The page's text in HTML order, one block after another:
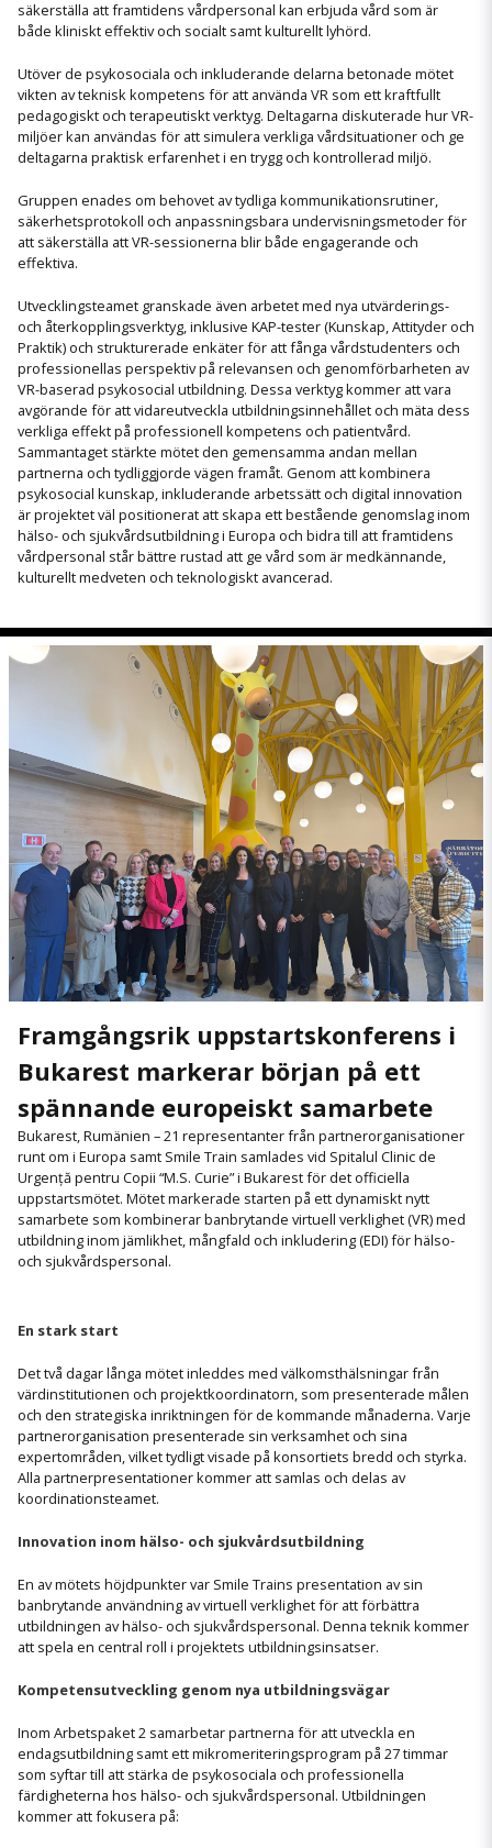
säkerställa att framtidens vårdpersonal kan erbjuda vård som är
både kliniskt effektiv och socialt samt kulturellt lyhörd.
Utöver de psykosociala och inkluderande delarna betonade mötet
vikten av teknisk kompetens för att använda VR som ett kraftfullt
pedagogiskt och terapeutiskt verktyg. Deltagarna diskuterade hur VR-
miljöer kan användas för att simulera verkliga vårdsituationer och ge
deltagarna praktisk erfarenhet i en trygg och kontrollerad miljö.
Gruppen enades om behovet av tydliga kommunikationsrutiner,
säkerhetsprotokoll och anpassningsbara undervisningsmetoder för
att säkerställa att VR-sessionerna blir både engagerande och
effektiva.
Utvecklingsteamet granskade även arbetet med nya utvärderings-
och återkopplingsverktyg, inklusive KAP-tester (Kunskap, Attityder och
Praktik) och strukturerade enkäter för att fånga vårdstudenters och
professionellas perspektiv på relevansen och genomförbarheten av
VR-baserad psykosocial utbildning. Dessa verktyg kommer att vara
avgörande för att vidareutveckla utbildningsinnehållet och mäta dess
verkliga effekt på professionell kompetens och patientvård.
Sammantaget stärkte mötet den gemensamma andan mellan
partnerna och tydliggjorde vägen framåt. Genom att kombinera
psykosocial kunskap, inkluderande arbetssätt och digital innovation
är projektet väl positionerat att skapa ett bestående genomslag inom
hälso- och sjukvårdsutbildning i Europa och bidra till att framtidens
vårdpersonal står bättre rustad att ge vård som är medkännande,
kulturellt medveten och teknologiskt avancerad.
Framgångsrik uppstartskonferens i
Bukarest markerar början på ett
spännande europeiskt samarbete
Bukarest, Rumänien – 21 representanter från partnerorganisationer
runt om i Europa samt Smile Train samlades vid Spitalul Clinic de
Urgență pentru Copii “M.S. Curie” i Bukarest för det officiella
uppstartsmötet. Mötet markerade starten på ett dynamiskt nytt
samarbete som kombinerar banbrytande virtuell verklighet (VR) med
utbildning inom jämlikhet, mångfald och inkludering (EDI) för hälso-
och sjukvårdspersonal.
En stark start
Det två dagar långa mötet inleddes med välkomsthälsningar från
värdinstitutionen och projektkoordinatorn, som presenterade målen
och den strategiska inriktningen för de kommande månaderna. Varje
partnerorganisation presenterade sin verksamhet och sina
expertområden, vilket tydligt visade på konsortiets bredd och styrka.
Alla partnerpresentationer kommer att samlas och delas av
koordinationsteamet.
Innovation inom hälso- och sjukvårdsutbildning
En av mötets höjdpunkter var Smile Trains presentation av sin
banbrytande användning av virtuell verklighet för att förbättra
utbildningen av hälso- och sjukvårdspersonal. Denna teknik kommer
att spela en central roll i projektets utbildningsinsatser.
Kompetensutveckling genom nya utbildningsvägar
Inom Arbetspaket 2 samarbetar partnerna för att utveckla en
endagsutbildning samt ett mikromeriteringsprogram på 27 timmar
som syftar till att stärka de psykosociala och professionella
färdigheterna hos hälso- och sjukvårdspersonal. Utbildningen
kommer att fokusera på: